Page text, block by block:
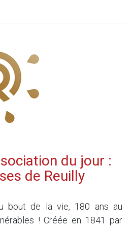
du jour :
de Reuilly
bout de la vie, 180 ans au
! Créée en 1841 par